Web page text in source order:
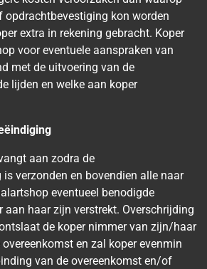
opdrachtbevestiging kon worden
extra in rekening gebracht. Koper
voor eventuele aanspraken van
met de uitvoering van de
lijden en welke aan koper
aan zodra de
verzonden en bovendien alle naar
eventueel benodigde
aan haar zijn verstrekt. Overschrijding
de koper nimmer van zijn/haar
en zal koper evenmin
van de overeenkomst en/of